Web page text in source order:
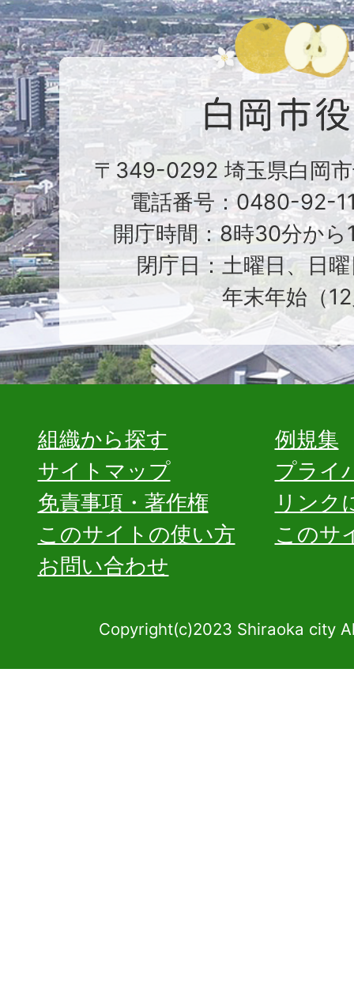
〒349-0292 埼玉県白岡
電話番号：0480-92-
開庁時間：8時30分から
閉庁日：土曜日、日
年末年始（
組織から探す
例規集
サイトマップ
プライ
免責事項・著作権
リンク
このサイトの使い方
このサ
お問い合わせ
Copyright(c)2023 Shiraoka city